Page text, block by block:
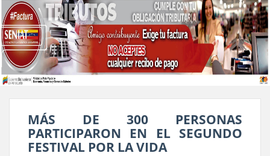
MÁS DE 300 PERSONAS
PARTICIPARON EN EL SEGUNDO
FESTIVAL POR LA VIDA